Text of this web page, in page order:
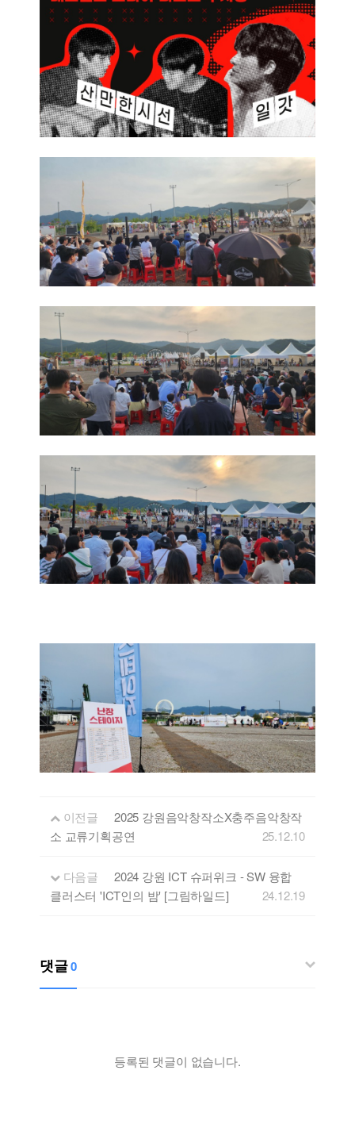
이전글
2025 강원음악창작소X충주음악창작
소 교류기획공연
25.12.10
다음글
2024 강원 ICT 슈퍼위크 - SW 융합
클러스터 'ICT인의 밤' [그림하일드]
24.12.19
댓글0
등록된 댓글이 없습니다.